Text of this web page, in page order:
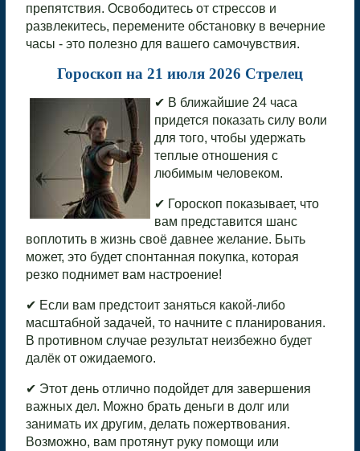
препятствия. Освободитесь от стрессов и
развлекитесь, перемените обстановку в вечерние
часы - это полезно для вашего самочувствия.
Гороскоп на 21 июля 2026 Стрелец
✔ В ближайшие 24 часа
придется показать силу воли
для того, чтобы удержать
теплые отношения с
любимым человеком.
✔ Гороскоп показывает, что
вам представится шанс
воплотить в жизнь своё давнее желание. Быть
может, это будет спонтанная покупка, которая
резко поднимет вам настроение!
✔ Если вам предстоит заняться какой-либо
масштабной задачей, то начните с планирования.
В противном случае результат неизбежно будет
далёк от ожидаемого.
✔ Этот день отлично подойдет для завершения
важных дел. Можно брать деньги в долг или
занимать их другим, делать пожертвования.
Возможно, вам протянут руку помощи или